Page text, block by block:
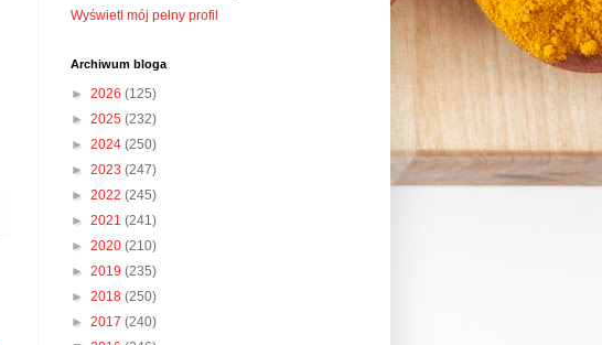
Wyświetl mój pełny profil
Archiwum bloga
► 2026 (125)
► 2025 (232)
► 2024 (250)
► 2023 (247)
► 2022 (245)
► 2021 (241)
► 2020 (210)
► 2019 (235)
► 2018 (250)
► 2017 (240)